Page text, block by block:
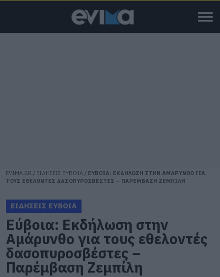
EVIMA.GR / ΕΙΔΗΣΕΙΣ ΕΥΒΟΙΑ / ΕΥΒΟΙΑ: ΕΚΔΗΛΩΣΗ ΣΤΗΝ ΑΜΑΡΥΝΘΟ ΓΙΑ
ΤΟΥΣ ΕΘΕΛΟΝΤΕΣ ΔΑΣΟΠΥΡΟΣΒΕΣΤΕΣ – ΠΑΡΕΜΒΑΣΗ ΖΕΜΠΙΛΗ
ΕΙΔΗΣΕΙΣ ΕΥΒΟΙΑ
Εύβοια: Εκδήλωση στην
Αμάρυνθο για τους εθελοντές
δασοπυροσβέστες –
Παρέμβαση Ζεμπίλη